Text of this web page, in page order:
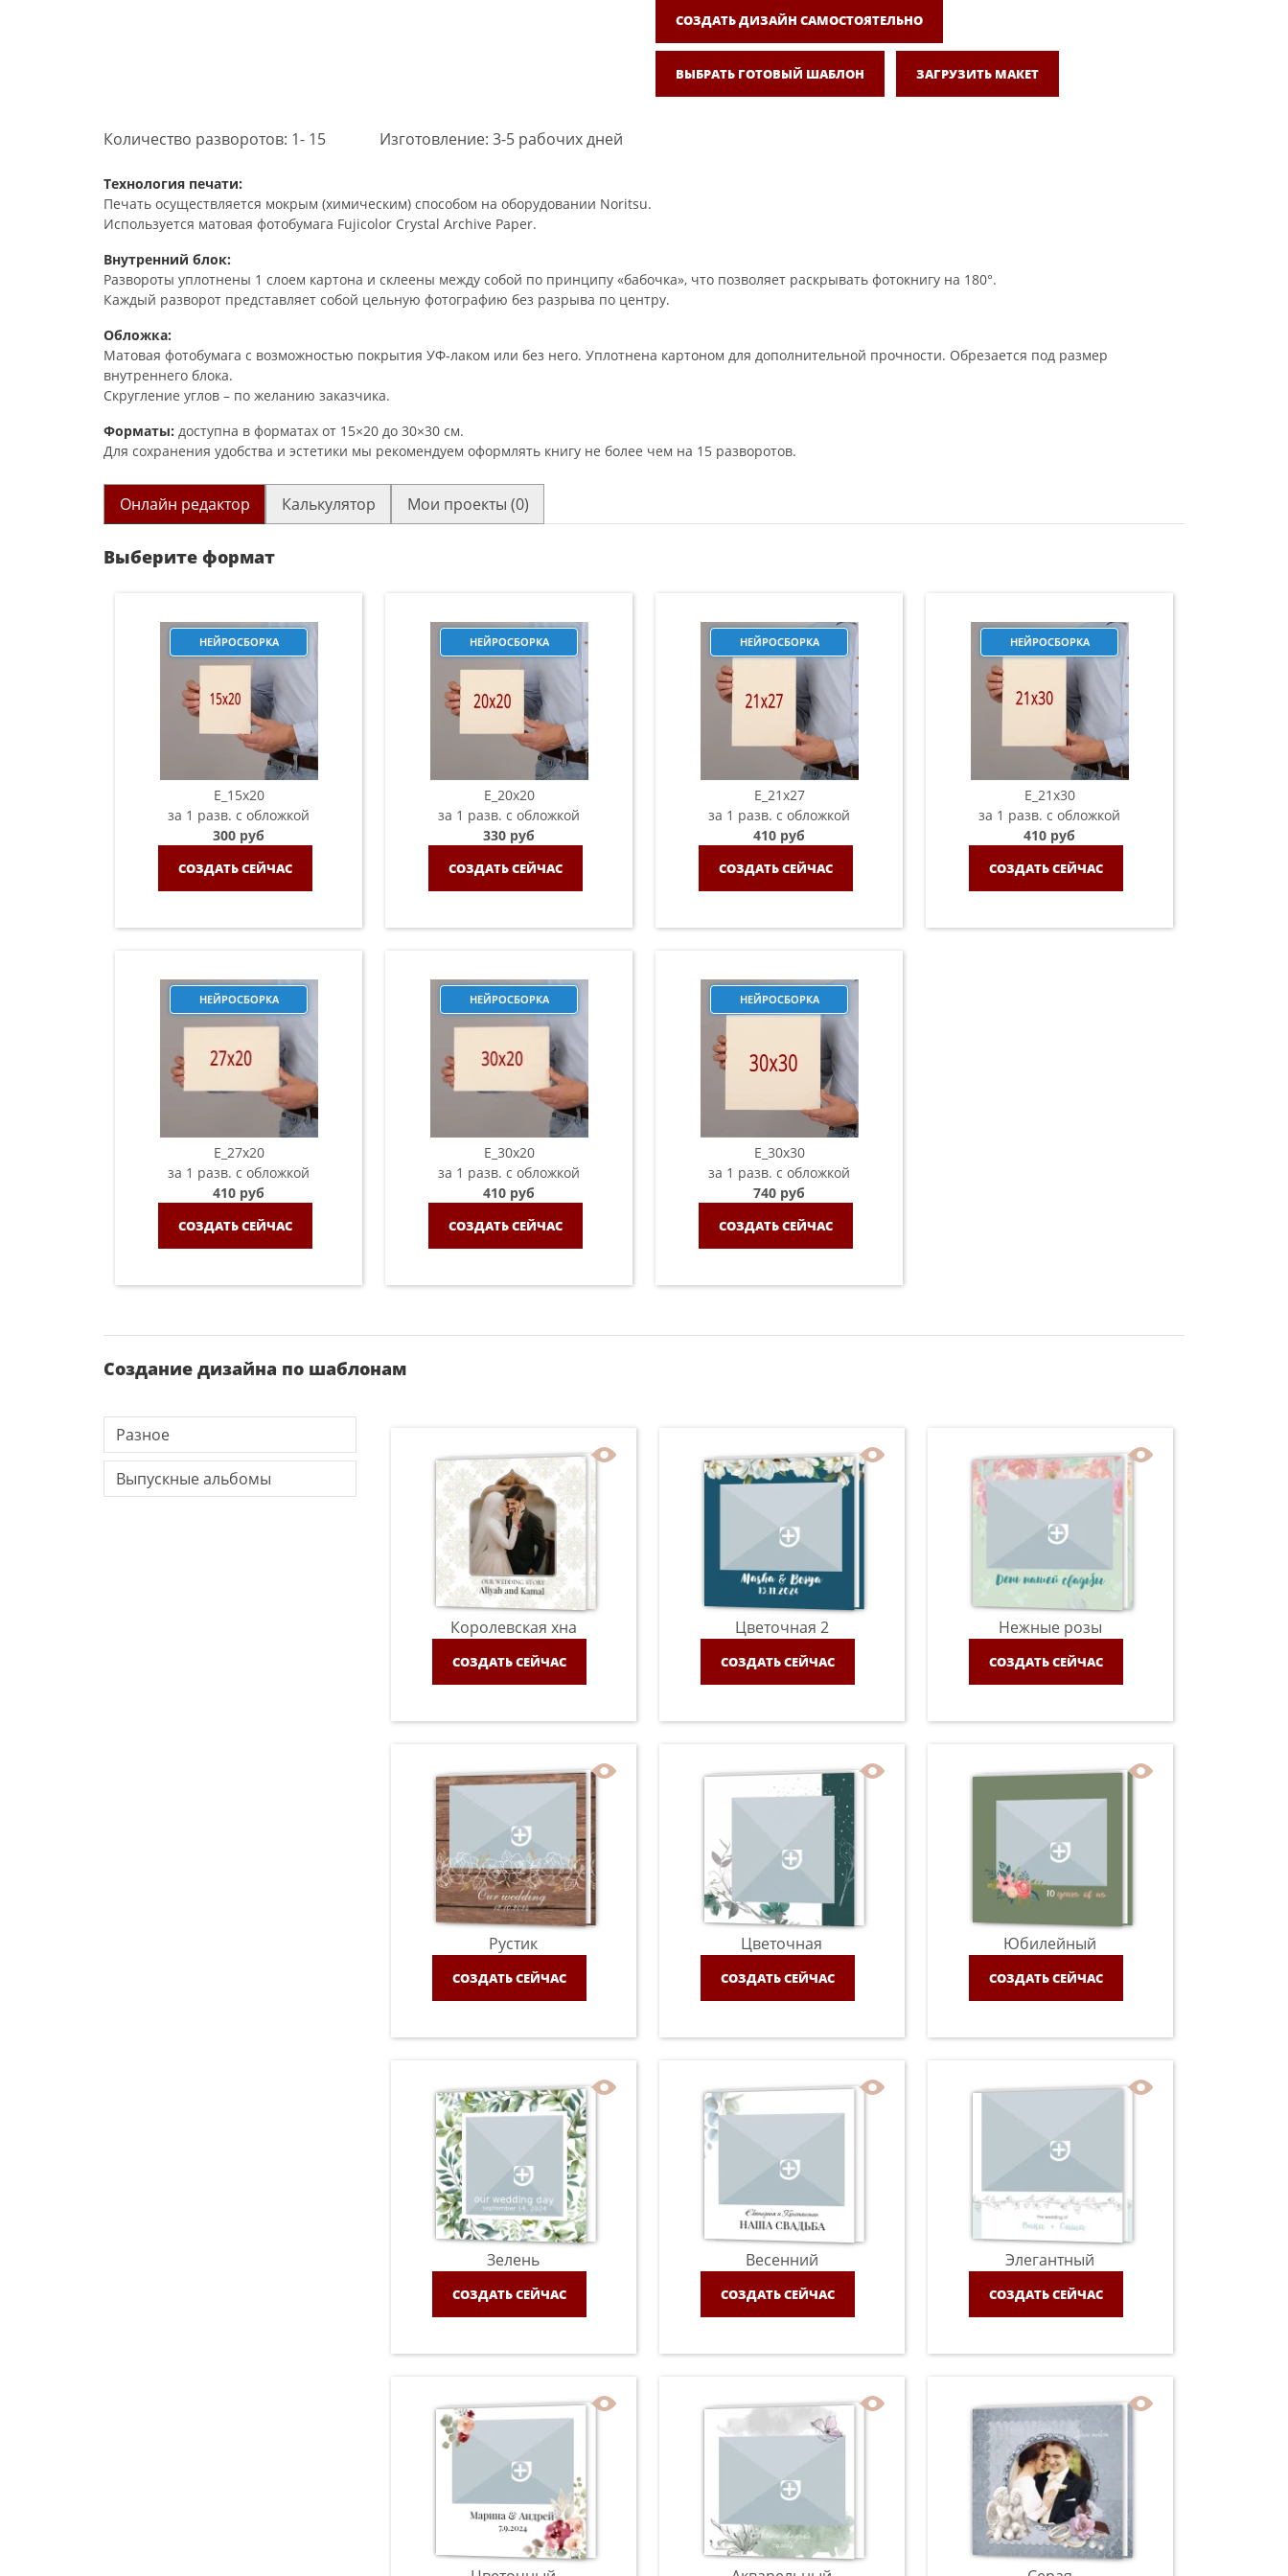
СОЗДАТЬ ДИЗАЙН САМОСТОЯТЕЛЬНО
ВЫБРАТЬ ГОТОВЫЙ ШАБЛОН ЗАГРУЗИТЬ МАКЕТ
Количество разворотов: 1- 15 Изготовление: 3-5 рабочих дней
Технология печати:
Печать осуществляется мокрым (химическим) способом на оборудовании Noritsu.
Используется матовая фотобумага Fujicolor Crystal Archive Paper.
Внутренний блок:
Развороты уплотнены 1 слоем картона и склеены между собой по принципу «бабочка», что позволяет раскрывать фотокнигу на 180°.
Каждый разворот представляет собой цельную фотографию без разрыва по центру.
Обложка:
Матовая фотобумага с возможностью покрытия УФ-лаком или без него. Уплотнена картоном для дополнительной прочности. Обрезается под размер
внутреннего блока.
Скругление углов – по желанию заказчика.
Форматы: доступна в форматах от 15×20 до 30×30 см.
Для сохранения удобства и эстетики мы рекомендуем оформлять книгу не более чем на 15 разворотов.
Онлайн редактор Калькулятор Мои проекты (0)
Выберите формат
НЕЙРОСБОРКА
E_15х20
за 1 разв. с обложкой
300 руб
СОЗДАТЬ СЕЙЧАС
НЕЙРОСБОРКА
E_20х20
за 1 разв. с обложкой
330 руб
СОЗДАТЬ СЕЙЧАС
НЕЙРОСБОРКА
E_21х27
за 1 разв. с обложкой
410 руб
СОЗДАТЬ СЕЙЧАС
НЕЙРОСБОРКА
E_21х30
за 1 разв. с обложкой
410 руб
СОЗДАТЬ СЕЙЧАС
НЕЙРОСБОРКА
E_27x20
за 1 разв. с обложкой
410 руб
СОЗДАТЬ СЕЙЧАС
НЕЙРОСБОРКА
E_30x20
за 1 разв. с обложкой
410 руб
СОЗДАТЬ СЕЙЧАС
НЕЙРОСБОРКА
E_30х30
за 1 разв. с обложкой
740 руб
СОЗДАТЬ СЕЙЧАС
Создание дизайна по шаблонам
Разное
Выпускные альбомы
Королевская хна
СОЗДАТЬ СЕЙЧАС
Цветочная 2
СОЗДАТЬ СЕЙЧАС
Нежные розы
СОЗДАТЬ СЕЙЧАС
Рустик
СОЗДАТЬ СЕЙЧАС
Цветочная
СОЗДАТЬ СЕЙЧАС
Юбилейный
СОЗДАТЬ СЕЙЧАС
Зелень
СОЗДАТЬ СЕЙЧАС
Весенний
СОЗДАТЬ СЕЙЧАС
Элегантный
СОЗДАТЬ СЕЙЧАС